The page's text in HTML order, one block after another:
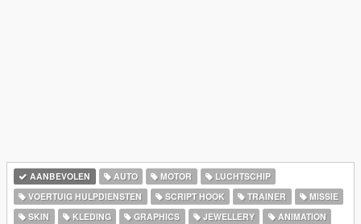
AANBEVOLEN AUTO MOTOR
LUCHTSCHIP
VOERTUIG HULPDIENSTEN
SCRIPT HOOK TRAINER
MISSIE
SKIN
KLEDING GRAPHICS JEWELLERY
ANIMATION